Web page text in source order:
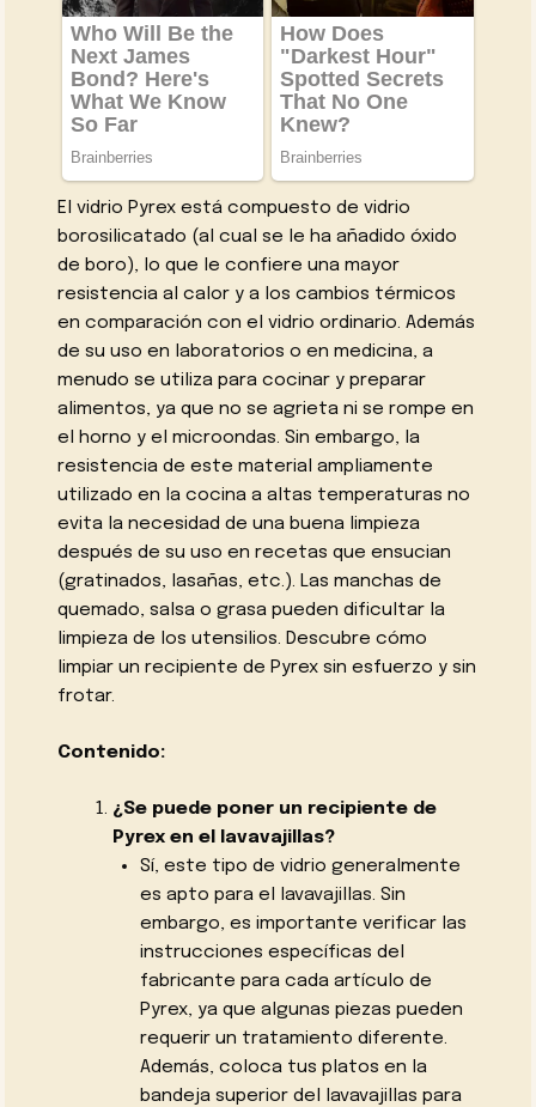
El vidrio Pyrex está compuesto de vidrio
borosilicatado (al cual se le ha añadido óxido
de boro), lo que le confiere una mayor
resistencia al calor y a los cambios térmicos
en comparación con el vidrio ordinario. Además
de su uso en laboratorios o en medicina, a
menudo se utiliza para cocinar y preparar
alimentos, ya que no se agrieta ni se rompe en
el horno y el microondas. Sin embargo, la
resistencia de este material ampliamente
utilizado en la cocina a altas temperaturas no
evita la necesidad de una buena limpieza
después de su uso en recetas que ensucian
(gratinados, lasañas, etc.). Las manchas de
quemado, salsa o grasa pueden dificultar la
limpieza de los utensilios. Descubre cómo
limpiar un recipiente de Pyrex sin esfuerzo y sin
frotar.
Contenido:
¿Se puede poner un recipiente de
Pyrex en el lavavajillas?
Sí, este tipo de vidrio generalmente
es apto para el lavavajillas. Sin
embargo, es importante verificar las
instrucciones específicas del
fabricante para cada artículo de
Pyrex, ya que algunas piezas pueden
requerir un tratamiento diferente.
Además, coloca tus platos en la
bandeja superior del lavavajillas para